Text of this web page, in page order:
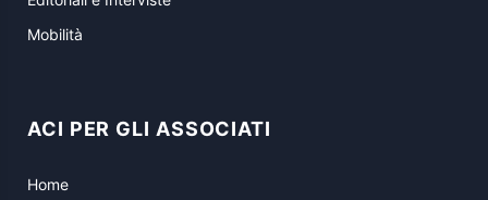
Mobilità
ACI PER GLI ASSOCIATI
Home